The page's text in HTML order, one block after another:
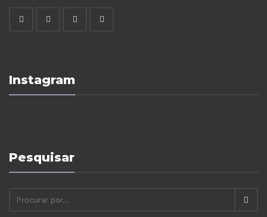
Instagram
Pesquisar